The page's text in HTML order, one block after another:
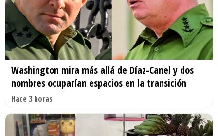
Washington mira más allá de Díaz-Canel y dos
nombres ocuparían espacios en la transición
Hace 3 horas